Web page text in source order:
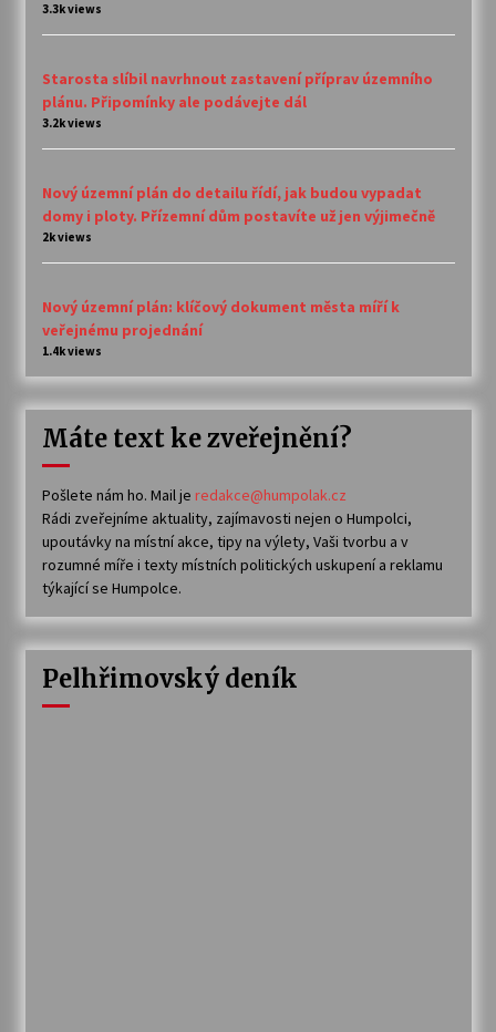
3.3k views
Starosta slíbil navrhnout zastavení příprav územního
plánu. Připomínky ale podávejte dál
3.2k views
Nový územní plán do detailu řídí, jak budou vypadat
domy i ploty. Přízemní dům postavíte už jen výjimečně
2k views
Nový územní plán: klíčový dokument města míří k
veřejnému projednání
1.4k views
Máte text ke zveřejnění?
Pošlete nám ho. Mail je redakce@humpolak.cz
Rádi zveřejníme aktuality, zajímavosti nejen o Humpolci,
upoutávky na místní akce, tipy na výlety, Vaši tvorbu a v
rozumné míře i texty místních politických uskupení a reklamu
týkající se Humpolce.
Pelhřimovský deník